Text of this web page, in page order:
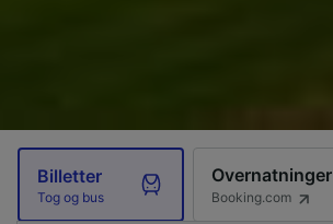
Billetter
Tog og bus
Overnatninger
Booking.com